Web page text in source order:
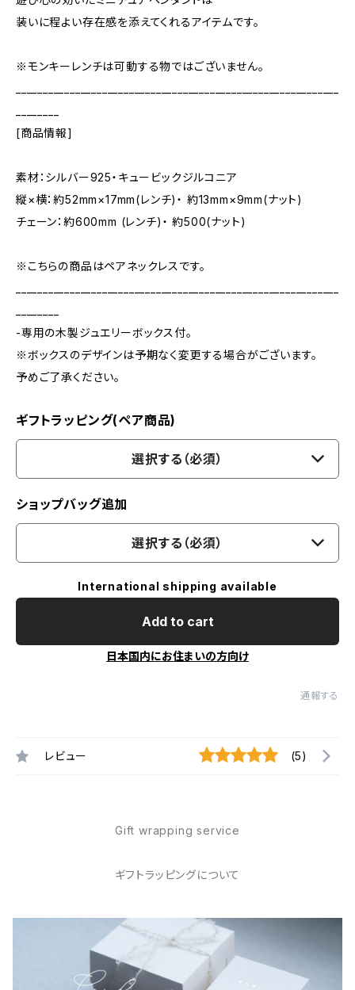
装いに程よい存在感を添えてくれるアイテムです。
※モンキーレンチは可動する物ではございません。
[商品情報]
素材：シルバー925・キュービックジルコニア
縦×横：約52mm×17mm(レンチ)・ 約13mm×9mm(ナット)
チェーン：約600mm (レンチ)・ 約500(ナット)
※こちらの商品はペアネックレスです。
-専用の木製ジュエリーボックス付。
※ボックスのデザインは予期なく変更する場合がございます。
予めご了承ください。
ギフトラッピング(ペア商品)
選択する（必須）
ショップバッグ追加
選択する（必須）
International shipping available
Add to cart
日本国内にお住まいの方向け
通報する
レビュー (5)
Gift wrapping service
ギフトラッピングについて